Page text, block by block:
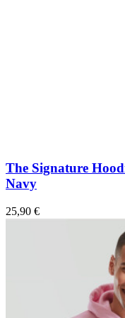
The Signature
Navy
25,90 €